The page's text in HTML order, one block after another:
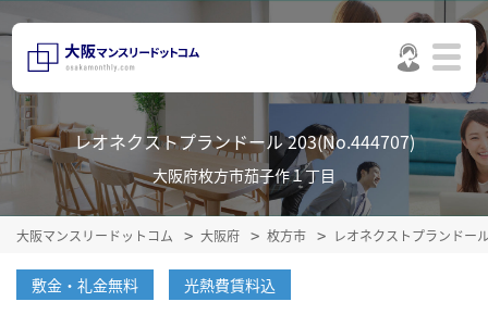
レオネクストプランドール 203(No.444707)
大阪府枚方市茄子作１丁目
大阪マンスリードットコム 大阪府 枚方市 レオネクストプランドー
敷金・礼金無料 光熱費賃料込